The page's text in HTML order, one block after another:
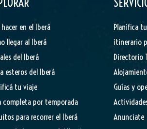
hacer en el Iberá
llegar al Iberá
del Iberá
esteros del Iberá
tu viaje
completa por temporada
para recorrer el Iberá
Planifica
itinerario
Directorio
Guías y
Anunciate